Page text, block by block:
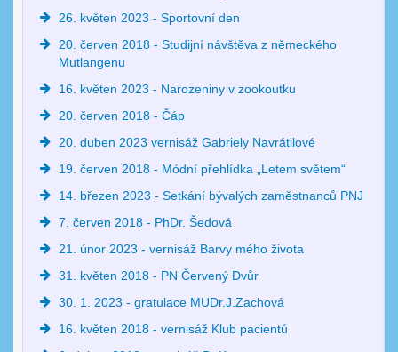
26. květen 2023 - Sportovní den
20. červen 2018 - Studijní návštěva z německého
Mutlangenu
16. květen 2023 - Narozeniny v zookoutku
20. červen 2018 - Čáp
20. duben 2023 vernisáž Gabriely Navrátilové
19. červen 2018 - Módní přehlídka „Letem světem“
14. březen 2023 - Setkání bývalých zaměstnanců PNJ
7. červen 2018 - PhDr. Šedová
21. únor 2023 - vernisáž Barvy mého života
31. květen 2018 - PN Červený Dvůr
30. 1. 2023 - gratulace MUDr.J.Zachová
16. květen 2018 - vernisáž Klub pacientů